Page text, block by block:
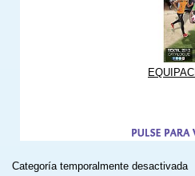
Categoría temporalmente desactivada